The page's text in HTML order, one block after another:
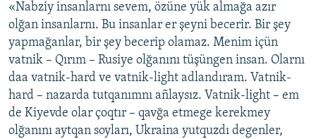
«Nabziy insanlarnı sevem, özüne yük almağa azır
olğan insanlarnı. Bu insanlar er şeyni becerir. Bir şey
yapmağanlar, bir şey becerip olamaz. Menim içün
vatnik – Qırım – Rusiye olğanını tüşüngen insan. Olarnı
daa vatnik-hard ve vatnik-light adlandıram. Vatnik-
hard – nazarda tutqanımnı añlaysız. Vatnik-light – em
de Kiyevde olar çoqtır – qavğa etmege kerekmey
olğanını aytqan soyları, Ukraina yutquzdı degenler,